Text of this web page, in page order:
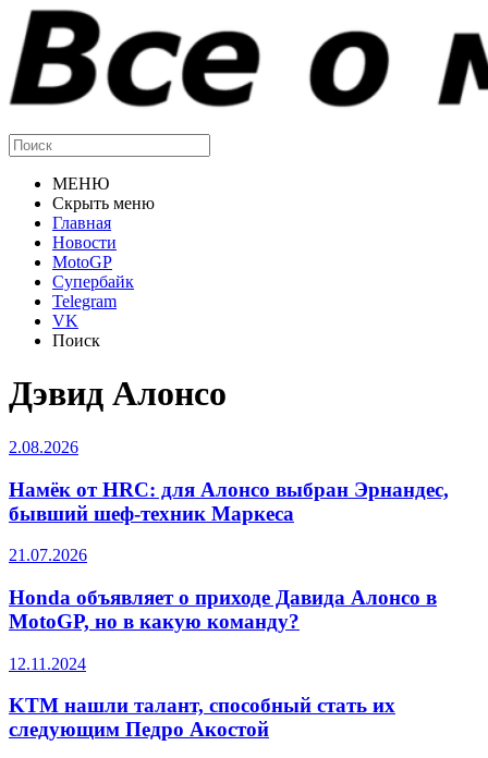
МЕНЮ
Скрыть меню
Главная
Новости
MotoGP
Супербайк
Telegram
VK
Поиск
Дэвид Алонсо
2.08.2026
Намёк от HRC: для Алонсо выбран Эрнандес,
бывший шеф-техник Маркеса
21.07.2026
Honda объявляет о приходе Давида Алонсо в
MotoGP, но в какую команду?
12.11.2024
KTM нашли талант, способный стать их
следующим Педро Акостой